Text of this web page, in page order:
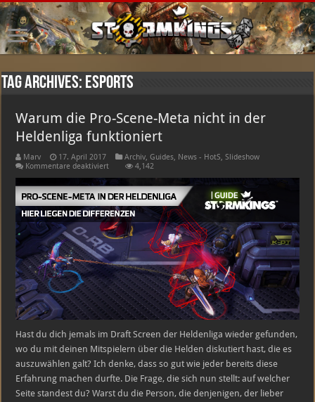
Tag Archives: esports
Warum die Pro-Scene-Meta nicht in der
Heldenliga funktioniert
Marv 17. April 2017 Archiv,Guides, News - HotS,Slideshow
Kommentare deaktiviertfür
die
Pro-
Scene-
Meta
nicht
in
der
Heldenliga
funktioniert
4,142
Hast du dich jemals im Draft Screen der Heldenliga wieder gefunden,
wo du mit deinen Mitspielern über die Helden diskutiert hast, die es
auszuwählen galt? Ich denke, dass so gut wie jeder bereits diese
Erfahrung machen durfte. Die Frage, die sich nun stellt: auf welcher
Seite standest du? Warst du die Person, die denjenigen, der lieber